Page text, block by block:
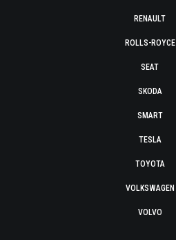
RENAULT
ROLLS-ROYCE
SEAT
SKODA
SMART
TESLA
TOYOTA
VOLKSWAGEN
VOLVO